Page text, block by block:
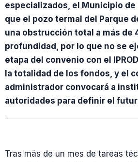
especializados, el Municipio de
que el pozo termal del Parque
una obstrucción total a más de
profundidad, por lo que no se
etapa del convenio con el
la totalidad de los fondos, y el
administrador convocará a
autoridades para definir el
Tras más de un mes de tareas